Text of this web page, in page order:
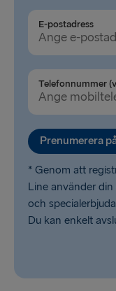
E-postadress
Telefonnummer
Prenumerera
* Genom att
Line använder
och
Du kan enkelt